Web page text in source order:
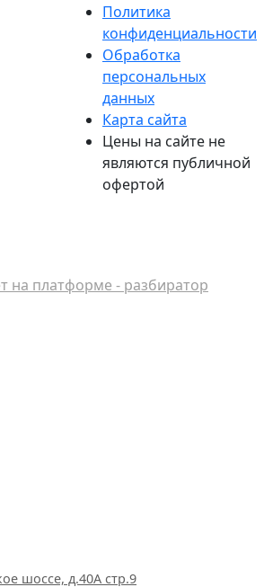
Политика
конфиденциальности
Обработка
персональных
данных
Карта сайта
Цены на сайте не
являются публичной
офертой
на платформе - разбиратор
шоссе, д.40А стр.9